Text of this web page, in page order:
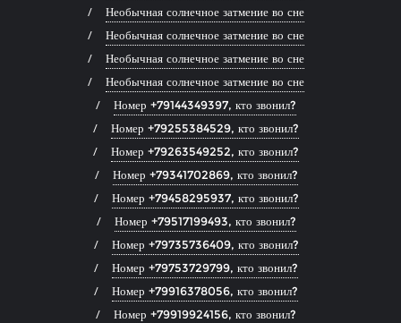
Необычная солнечное затмение во сне
Необычная солнечное затмение во сне
Необычная солнечное затмение во сне
Необычная солнечное затмение во сне
Номер +79144349397, кто звонил?
Номер +79255384529, кто звонил?
Номер +79263549252, кто звонил?
Номер +79341702869, кто звонил?
Номер +79458295937, кто звонил?
Номер +79517199493, кто звонил?
Номер +79735736409, кто звонил?
Номер +79753729799, кто звонил?
Номер +79916378056, кто звонил?
Номер +79919924156, кто звонил?